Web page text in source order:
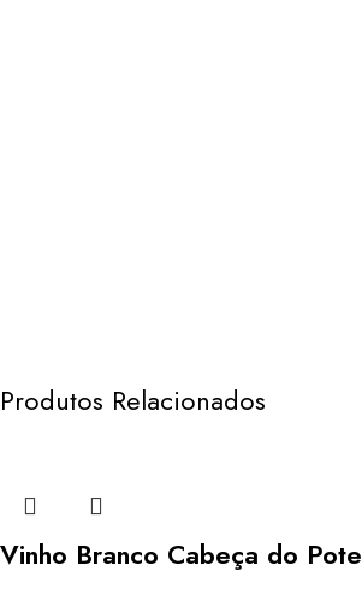
Produtos Relacionados
Vinho Branco Cabeça do Pote